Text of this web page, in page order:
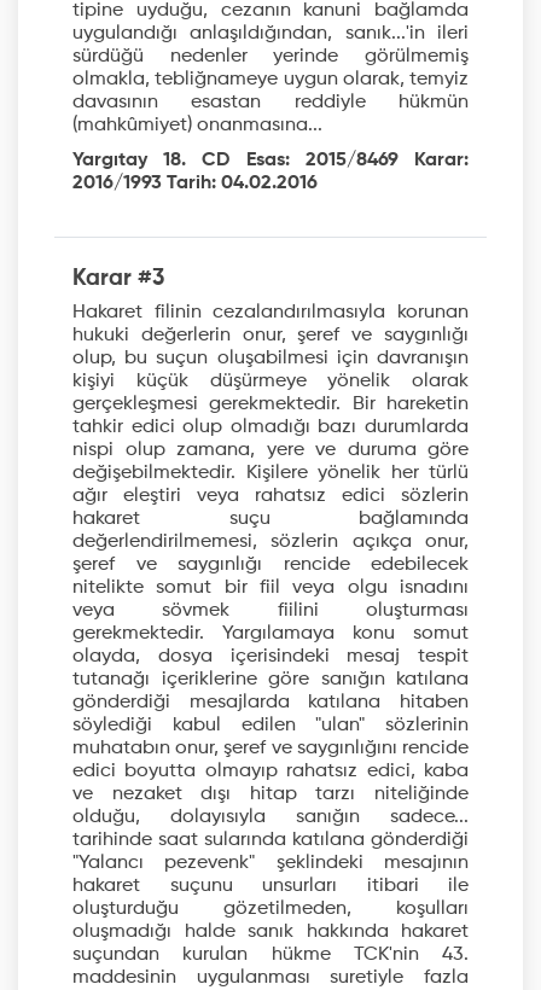
tipine uyduğu, cezanın kanuni bağlamda
uygulandığı anlaşıldığından, sanık...'in ileri
sürdüğü nedenler yerinde görülmemiş
olmakla, tebliğnameye uygun olarak, temyiz
davasının esastan reddiyle hükmün
(mahkûmiyet) onanmasına...
Yargıtay 18. CD Esas: 2015/8469 Karar:
2016/1993 Tarih: 04.02.2016
Karar #3
Hakaret filinin cezalandırılmasıyla korunan
hukuki değerlerin onur, şeref ve saygınlığı
olup, bu suçun oluşabilmesi için davranışın
kişiyi küçük düşürmeye yönelik olarak
gerçekleşmesi gerekmektedir. Bir hareketin
tahkir edici olup olmadığı bazı durumlarda
nispi olup zamana, yere ve duruma göre
değişebilmektedir. Kişilere yönelik her türlü
ağır eleştiri veya rahatsız edici sözlerin
hakaret suçu bağlamında
değerlendirilmemesi, sözlerin açıkça onur,
şeref ve saygınlığı rencide edebilecek
nitelikte somut bir fiil veya olgu isnadını
veya sövmek fiilini oluşturması
gerekmektedir. Yargılamaya konu somut
olayda, dosya içerisindeki mesaj tespit
tutanağı içeriklerine göre sanığın katılana
gönderdiği mesajlarda katılana hitaben
söylediği kabul edilen "ulan" sözlerinin
muhatabın onur, şeref ve saygınlığını rencide
edici boyutta olmayıp rahatsız edici, kaba
ve nezaket dışı hitap tarzı niteliğinde
olduğu, dolayısıyla sanığın sadece...
tarihinde saat sularında katılana gönderdiği
"Yalancı pezevenk" şeklindeki mesajının
hakaret suçunu unsurları itibari ile
oluşturduğu gözetilmeden, koşulları
oluşmadığı halde sanık hakkında hakaret
suçundan kurulan hükme TCK'nin 43.
maddesinin uygulanması suretiyle fazla